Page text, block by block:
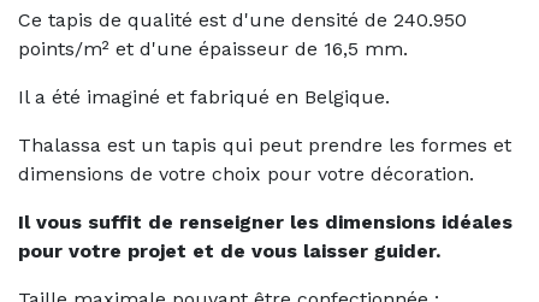
Ce tapis de qualité est d'une densité de 240.950
points/m² et d'une épaisseur de 16,5 mm.
Il a été imaginé et fabriqué en Belgique.
Thalassa est un tapis qui peut prendre les formes et
dimensions de votre choix pour votre décoration.
Il vous suffit de renseigner les dimensions idéales
pour votre projet et de vous laisser guider.